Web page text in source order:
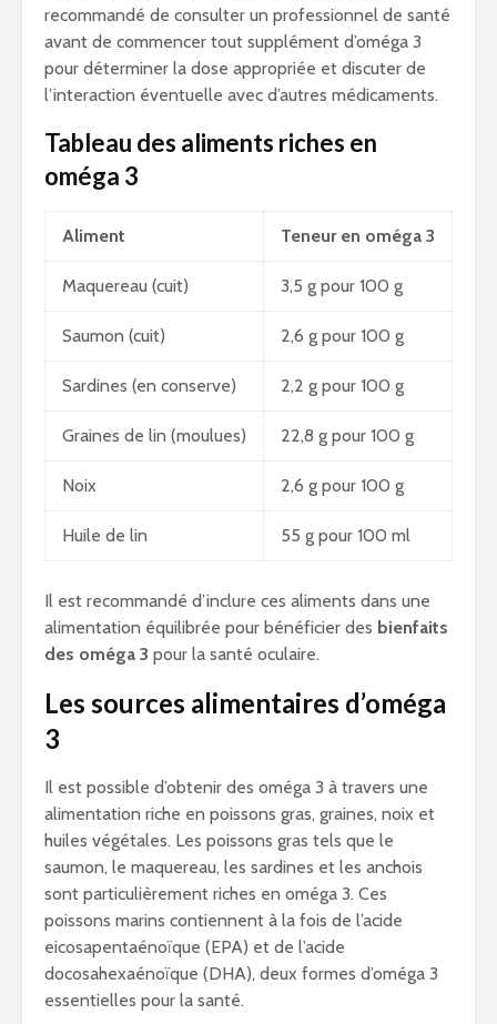
recommandé de consulter un professionnel de santé
avant de commencer tout supplément d’oméga 3
pour déterminer la dose appropriée et discuter de
l’interaction éventuelle avec d’autres médicaments.
Tableau des aliments riches en
oméga 3
Aliment Teneur en oméga 3
Maquereau (cuit) 3,5 g pour 100 g
Saumon (cuit) 2,6 g pour 100 g
Sardines (en conserve) 2,2 g pour 100 g
Graines de lin (moulues) 22,8 g pour 100 g
Noix 2,6 g pour 100 g
Huile de lin 55 g pour 100 ml
Il est recommandé d’inclure ces aliments dans une
alimentation équilibrée pour bénéficier des bienfaits
des oméga 3 pour la santé oculaire.
Les sources alimentaires d’oméga
3
Il est possible d’obtenir des oméga 3 à travers une
alimentation riche en poissons gras, graines, noix et
huiles végétales. Les poissons gras tels que le
saumon, le maquereau, les sardines et les anchois
sont particulièrement riches en oméga 3. Ces
poissons marins contiennent à la fois de l’acide
eicosapentaénoïque (EPA) et de l’acide
docosahexaénoïque (DHA), deux formes d’oméga 3
essentielles pour la santé.